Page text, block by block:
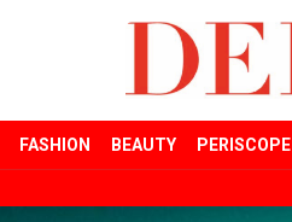
FASHION BEAUTY PERISCOPE